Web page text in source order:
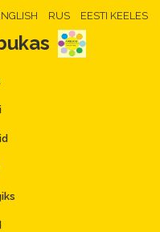
RUS EESTI KEELES